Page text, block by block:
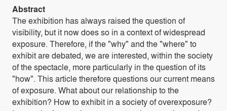
Abstract
The exhibition has always raised the question of
visibility, but it now does so in a context of widespread
exposure. Therefore, if the "why" and the "where" to
exhibit are debated, we are interested, within the society
of the spectacle, more particularly in the question of its
"how". This article therefore questions our current means
of exposure. What about our relationship to the
exhibition? How to exhibit in a society of overexposure?